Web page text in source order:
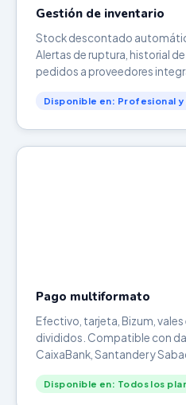
Gestión de inventario
Stock descontado
Alertas de ruptura, historial
pedidos a proveedores
Disponible en: Profesional y
Pago multiformato
Efectivo, tarjeta, Bizum,
divididos. Compatible con
CaixaBank, Santander y
Disponible en: Todos los